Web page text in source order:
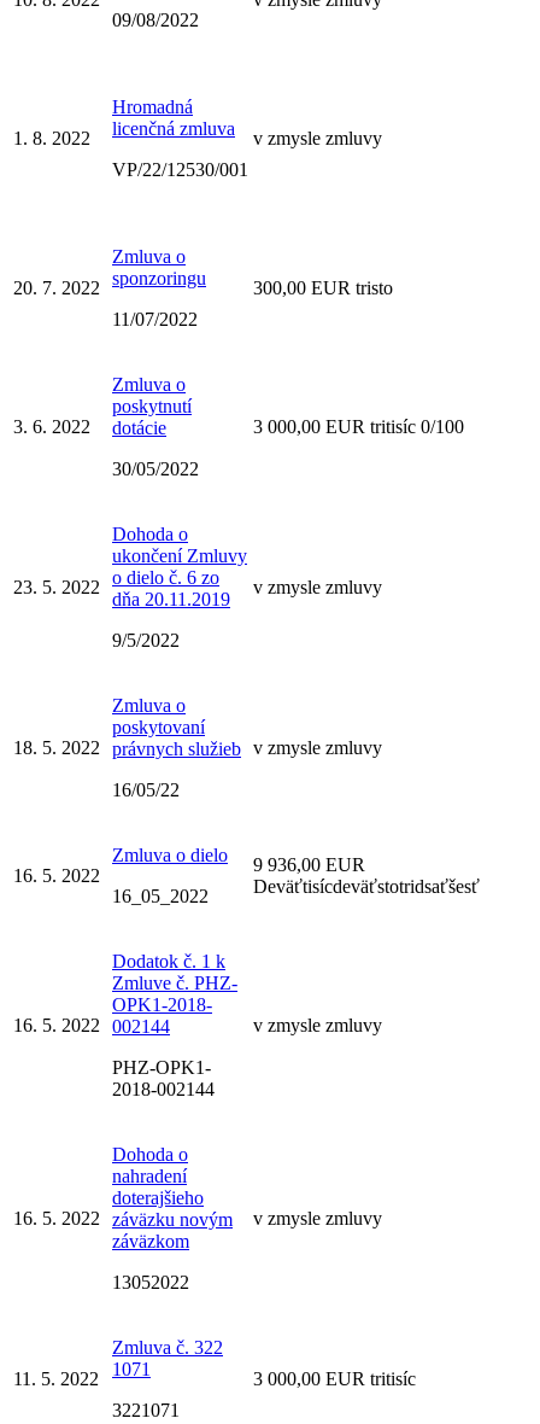
09/08/2022
1. 8. 2022
Hromadná
licenčná zmluva
VP/22/12530/001
v zmysle zmluvy
20. 7. 2022
Zmluva o
sponzoringu
11/07/2022
300,00 EUR tristo
3. 6. 2022
Zmluva o
poskytnutí
dotácie
30/05/2022
3 000,00 EUR tritisíc 0/100
23. 5. 2022
Dohoda o
ukončení Zmluvy
o dielo č. 6 zo
dňa 20.11.2019
9/5/2022
v zmysle zmluvy
18. 5. 2022
Zmluva o
poskytovaní
právnych služieb
16/05/22
v zmysle zmluvy
16. 5. 2022
Zmluva o dielo
16_05_2022
9 936,00 EUR
Deväťtisícdeväťstotridsaťšesť
16. 5. 2022
Dodatok č. 1 k
Zmluve č. PHZ-
OPK1-2018-
002144
PHZ-OPK1-
2018-002144
v zmysle zmluvy
16. 5. 2022
Dohoda o
nahradení
doterajšieho
záväzku novým
záväzkom
13052022
v zmysle zmluvy
11. 5. 2022
Zmluva č. 322
1071
3221071
3 000,00 EUR tritisíc